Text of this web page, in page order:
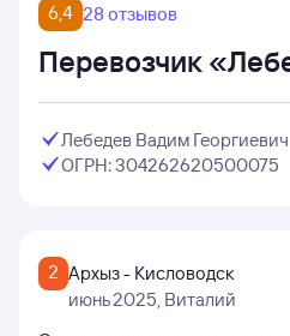
6,4 28 отзывов
Перевозчик
Лебедев Вадим Георгиевич
ОГРН: 304262620500075
2 Архыз - Кисловодск
июнь 2025, Виталий